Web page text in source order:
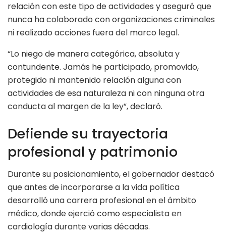
relación con este tipo de actividades y aseguró que
nunca ha colaborado con organizaciones criminales
ni realizado acciones fuera del marco legal.
“Lo niego de manera categórica, absoluta y
contundente. Jamás he participado, promovido,
protegido ni mantenido relación alguna con
actividades de esa naturaleza ni con ninguna otra
conducta al margen de la ley”, declaró.
Defiende su trayectoria
profesional y patrimonio
Durante su posicionamiento, el gobernador destacó
que antes de incorporarse a la vida política
desarrolló una carrera profesional en el ámbito
médico, donde ejerció como especialista en
cardiología durante varias décadas.